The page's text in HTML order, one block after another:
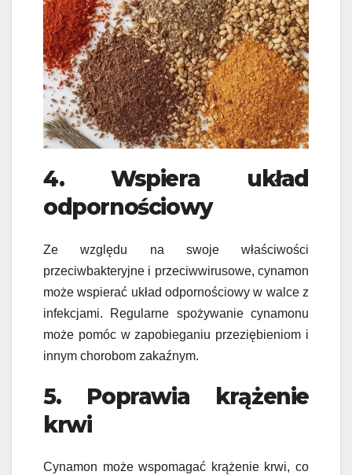
4. Wspiera układ
odpornościowy
Ze względu na swoje właściwości
przeciwbakteryjne i przeciwwirusowe, cynamon
może wspierać układ odpornościowy w walce z
infekcjami. Regularne spożywanie cynamonu
może pomóc w zapobieganiu przeziębieniom i
innym chorobom zakaźnym.
5. Poprawia krążenie
krwi
Cynamon może wspomagać krążenie krwi, co